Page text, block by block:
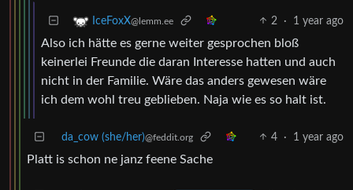
IceFoxX@lemm.ee 2 · 1 year ago
Also ich hätte es gerne weiter gesprochen bloß
keinerlei Freunde die daran Interesse hatten und auch
nicht in der Familie. Wäre das anders gewesen wäre
ich dem wohl treu geblieben. Naja wie es so halt ist.
da_cow (she/her)@feddit.org 4 · 1 year ago
Platt is schon ne janz feene Sache